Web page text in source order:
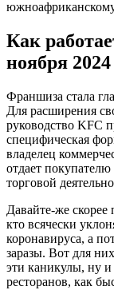
Как
ноября 2024
Франшиза стала
Для расширения
руководство KFC
специфическая
владелец
отдает
торговой
Давайте-же
кто всячески
коронавируса, а
заразы. Вот для
эти каникулы, ну
ресторанов, как